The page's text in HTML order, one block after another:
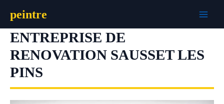
contenu
peintre
ENTREPRISE DE
RENOVATION SAUSSET LES
PINS